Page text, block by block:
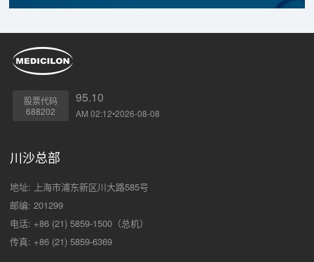
股票代码
688202
95.10
AM 02:12•2026-08-08
川沙总部
地址: 上海市浦东新区川大路585号
邮编: 201299
电话: +86 (21) 5859-1500（总机）
传真: +86 (21) 5859-6369